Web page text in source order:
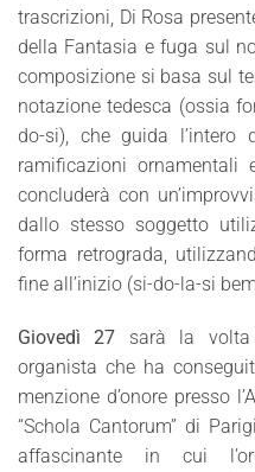
trascrizioni, Di Rosa
della Fantasia e fuga sul
composizione si basa sul
notazione tedesca (ossia
do-si), che guida l’intero
ramificazioni ornamentali
concluderà con
dallo stesso soggetto
forma retrograda,
fine all’inizio (si-do-la-si
Giovedì 27 sarà la
organista che ha
menzione d’onore presso
“Schola Cantorum” di
affascinante in cui